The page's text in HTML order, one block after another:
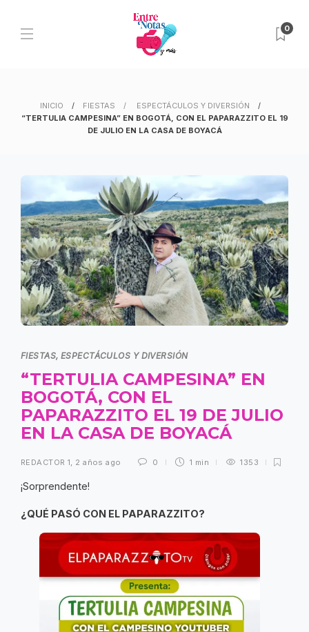
0
INICIO FIESTAS
ESPECTÁCULOS Y DIVERSIÓN
“TERTULIA CAMPESINA” EN BOGOTÁ, CON EL PAPARAZZITO EL 19
DE JULIO EN LA CASA DE BOYACÁ
FIESTAS, ESPECTÁCULOS Y DIVERSIÓN
“TERTULIA CAMPESINA” EN
BOGOTÁ, CON EL
PAPARAZZITO EL 19 DE JULIO
EN LA CASA DE BOYACÁ
REDACTOR 1, 2 años ago 0 1 min 1353
¡Sorprendente!
¿QUÉ PASÓ CON EL PAPARAZZITO?